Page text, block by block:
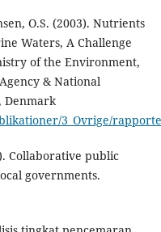
O.S. (2003). Nutrients
Waters, A Challenge
of the Environment,
& National
Denmark
3_Ovrige/
Collaborative public
governments.